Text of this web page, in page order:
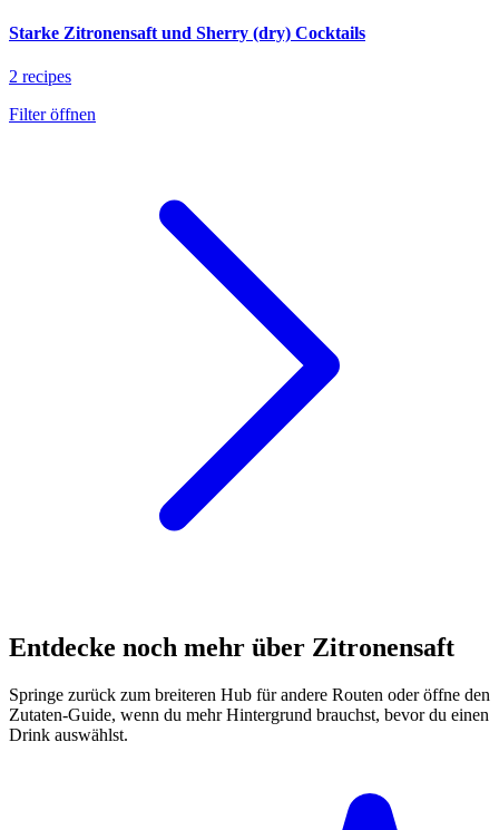
Starke Zitronensaft und Sherry (dry) Cocktails
2 recipes
Filter öffnen
Entdecke noch mehr über Zitronensaft
Springe zurück zum breiteren Hub für andere Routen oder öffne den
Zutaten-Guide, wenn du mehr Hintergrund brauchst, bevor du einen
Drink auswählst.